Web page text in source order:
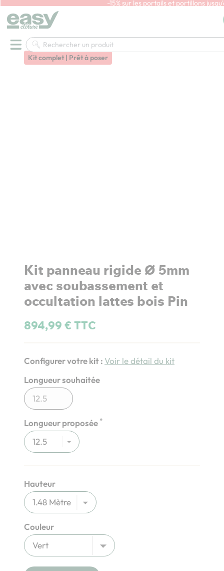
En savoir
-15% sur les portails et portillons
Accueil Clôtures
Kit panneau rigide Ø 5mm avec soubassement et occultation
lattes bois Pin
Kit complet | Prêt à poser
Kit panneau rigide Ø 5mm
avec soubassement et
occultation lattes bois Pin
894,99 € TTC
Configurer votre kit : Voir le détail du kit
Longueur souhaitée
Longueur proposée *
Hauteur
Couleur